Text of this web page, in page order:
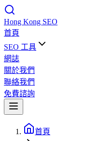
Hong Kong SEO
首頁
SEO 工具
網誌
關於我們
聯絡我們
免費諮詢
首頁